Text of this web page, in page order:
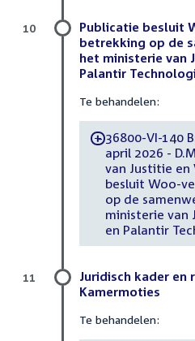
Publicatie besluit
betrekking op de
het ministerie van
Palantir
Te behandelen:
-36800-VI-140
april 2026 -
van Justitie en
besluit Woo-
op de
ministerie van
en Palantir
10
Juridisch kader en
Kamermoties
Te behandelen:
11